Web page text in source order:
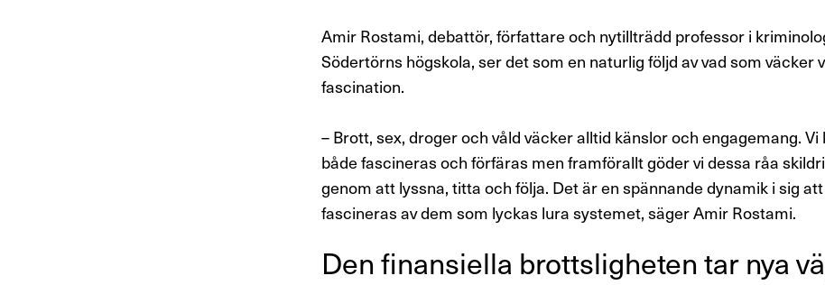
Amir Rostami, debattör, författare och nytillträdd professor i
Södertörns högskola, ser det som en naturlig följd av vad som väcker
fascination.
– Brott, sex, droger och våld väcker alltid känslor och engagemang. Vi
både fascineras och förfäras men framförallt göder vi dessa råa
genom att lyssna, titta och följa. Det är en spännande dynamik i sig
fascineras av dem som lyckas lura systemet, säger Amir Rostami.
Den finan­si­ella brotts­lig­heten tar nya